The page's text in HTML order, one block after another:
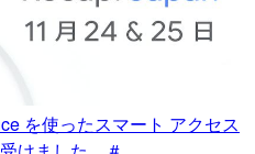
を使ったスマート アクセス